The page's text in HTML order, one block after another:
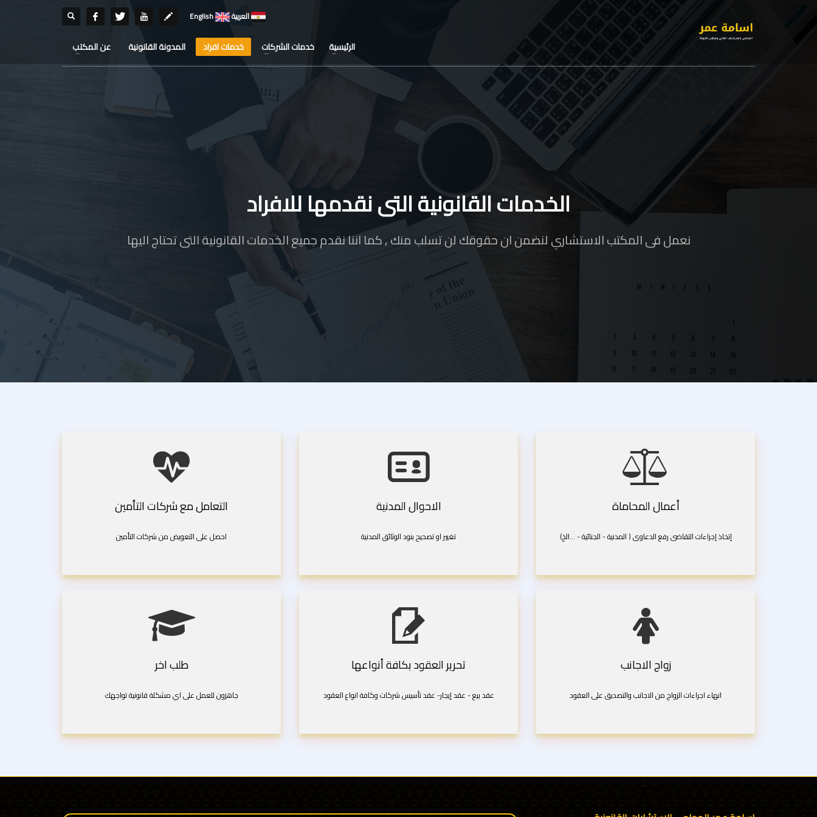
العربية English
الرئيسية خدمات الشركات خدمات افراد المدونة القانونية عن المكتب
الخدمات القانونية التى نقدمها للافراد
نعمل فى المكتب الاستشاري لنضمن ان حقوقك لن تسلب منك , كما اننا نقدم جميع الخدمات القانونية التى تحتاج اليها
أعمال المحاماة
إتخاذ إجراءات التقاضى رفع الدعاوى ( المدنية - الجنائية - ...الخ)
الاحوال المدنية
تغيير او تصحيح بنود الوثائق المدنية
التعامل مع شركات التأمين
احصل على التعويض من شركات التأمين
زواج الاجانب
انهاء اجراءات الزواج من الاجانب والتصديق على العقود
تحرير العقود بكافة أنواعها
عقد بيع - عقد إيجار- عقد تأسيس شركات وكافة انواع العقود
طلب اخر
جاهزون للعمل على اي مشكلة قانونية تواجهك